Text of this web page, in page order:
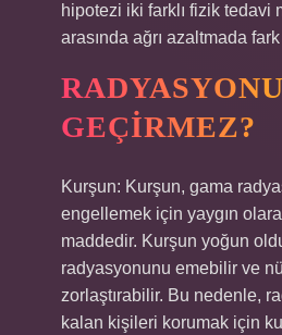
hipotezi iki farklı fizik tedavi
arasında ağrı azaltmada
GEÇIRMEZ?
Kurşun: Kurşun, gama
engellemek için yaygın
maddedir. Kurşun yoğun
radyasyonunu emebilir ve
zorlaştırabilir. Bu nedenle,
kalan kişileri korumak için